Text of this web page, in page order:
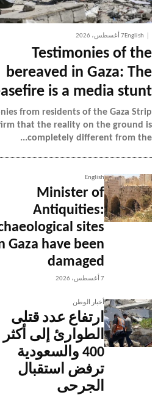
English7 أغسطس، 2026
Testimonies of the
bereaved in Gaza: The
is a media stunt
from residents of the Gaza Strip
that the reality on the ground is
completely different from the...
English
Minister of
Antiquities:
sites
Gaza have been
damaged
7 أغسطس، 2026
أخبار الوطن
ارتفاع عدد قتلى
الطوارئ إلى
400 والسعودية
ترفض استقبال
الجرحى